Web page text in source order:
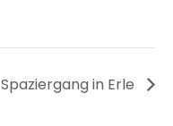
Spaziergang in Erle